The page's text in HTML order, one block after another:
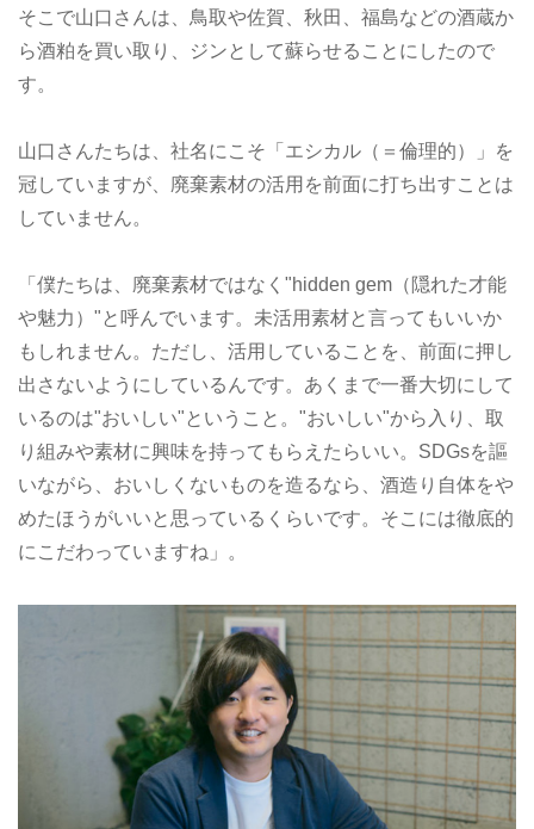
そこで山口さんは、鳥取や佐賀、秋田、福島などの酒蔵か
ら酒粕を買い取り、ジンとして蘇らせることにしたので
す。
山口さんたちは、社名にこそ「エシカル（＝倫理的）」を
冠していますが、廃棄素材の活用を前面に打ち出すことは
していません。
「僕たちは、廃棄素材ではなく"hidden gem（隠れた才能
や魅力）"と呼んでいます。未活用素材と言ってもいいか
もしれません。ただし、活用していることを、前面に押し
出さないようにしているんです。あくまで一番大切にして
いるのは"おいしい"ということ。"おいしい"から入り、取
り組みや素材に興味を持ってもらえたらいい。SDGsを謳
いながら、おいしくないものを造るなら、酒造り自体をや
めたほうがいいと思っているくらいです。そこには徹底的
にこだわっていますね」。